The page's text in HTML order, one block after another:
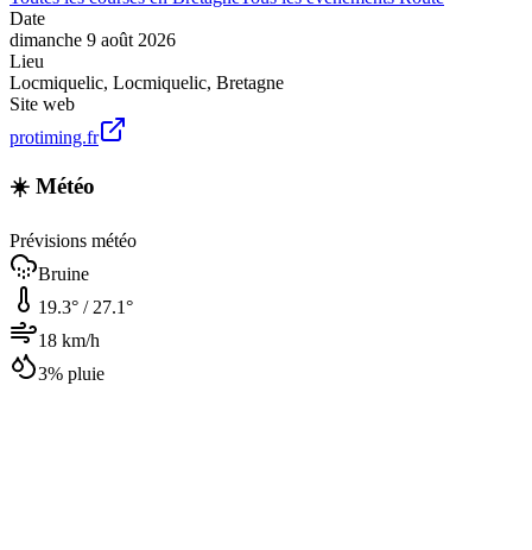
Date
dimanche 9 août 2026
Lieu
Locmiquelic, Locmiquelic, Bretagne
Site web
protiming.fr
☀️ Météo
Prévisions météo
Bruine
19.3° / 27.1°
18 km/h
3% pluie